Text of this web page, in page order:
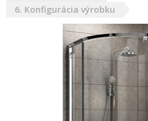
6. Konfigurácia výrobku